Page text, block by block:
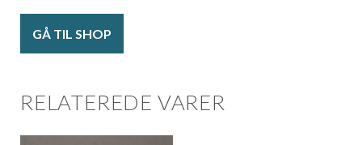
GÅ TIL SHOP
RELATEREDE VARER